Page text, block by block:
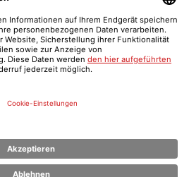
zzgl.
wenn nicht anders angegeben.